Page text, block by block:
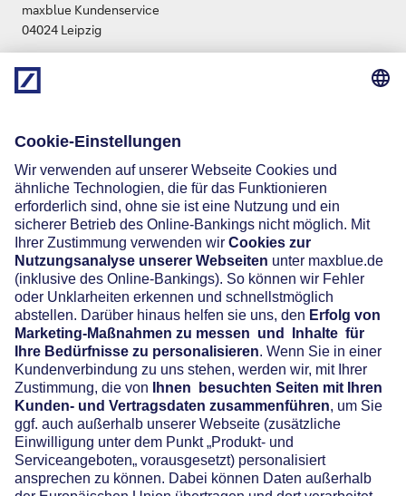
maxblue Kundenservice
04024 Leipzig
info.maxblue@db.com
Social Media
Widerruf
Vertrag widerrufen
Über maxblue